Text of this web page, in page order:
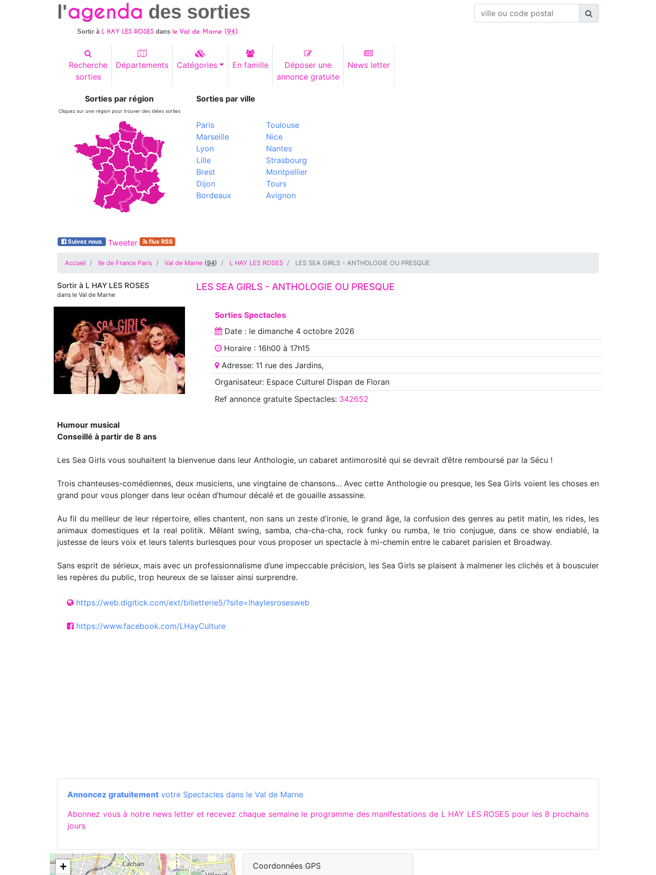
l'agenda des sorties
Sortir à L HAY LES ROSES dans le Val de Marne (94)
Recherche
sorties
Départements Catégories En famille
Déposer une
annonce gratuite
News letter
Sorties par région
Cliquez sur une région pour trouver des idées sorties
Sorties par ville
Paris
Marseille
Lyon
Lille
Brest
Dijon
Bordeaux
Toulouse
Nice
Nantes
Strasbourg
Montpellier
Tours
Avignon
Suivez nous Tweeter flux RSS
Accueil Ile de France Paris Val de Marne (94) L HAY LES ROSES LES SEA GIRLS - ANTHOLOGIE OU PRESQUE
Sortir à L HAY LES ROSES
dans le Val de Marne
LES SEA GIRLS - ANTHOLOGIE OU PRESQUE
Sorties Spectacles
Date : le dimanche 4 octobre 2026
Horaire : 16h00 à 17h15
Adresse: 11 rue des Jardins,
Organisateur: Espace Culturel Dispan de Floran
Ref annoncegratuite Spectacles: 342652
Humour musical
Conseillé à partir de 8 ans
Les Sea Girls vous souhaitent la bienvenue dans leur Anthologie, un cabaret antimorosité qui se devrait d’être remboursé par la Sécu !
Trois chanteuses-comédiennes, deux musiciens, une vingtaine de chansons… Avec cette Anthologie ou presque, les Sea Girls voient les choses en
grand pour vous plonger dans leur océan d’humour décalé et de gouaille assassine.
Au fil du meilleur de leur répertoire, elles chantent, non sans un zeste d’ironie, le grand âge, la confusion des genres au petit matin, les rides, les
animaux domestiques et la real politik. Mêlant swing, samba, cha-cha-cha, rock funky ou rumba, le trio conjugue, dans ce show endiablé, la
justesse de leurs voix et leurs talents burlesques pour vous proposer un spectacle à mi-chemin entre le cabaret parisien et Broadway.
Sans esprit de sérieux, mais avec un professionnalisme d’une impeccable précision, les Sea Girls se plaisent à malmener les clichés et à bousculer
les repères du public, trop heureux de se laisser ainsi surprendre.
https://web.digitick.com/ext/billetterie5/?site=lhaylesrosesweb
https://www.facebook.com/LHayCulture
Annoncez gratuitement votre Spectacles dans le Val de Marne
Abonnez vous à notre news letter et recevez chaque semaine le programme des manifestations de L HAY LES ROSES pour les 8 prochains
jours
+
Coordonnées GPS